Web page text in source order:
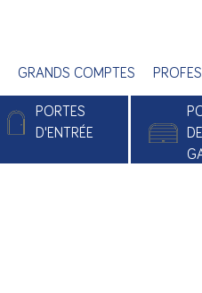
GRANDS COMPTES
PORTES
D'ENTRÉE
DE